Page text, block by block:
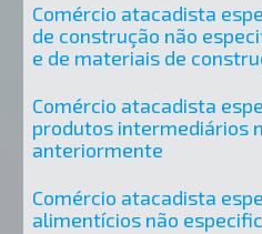
Comércio atacadista
de construção não
e de materiais de
Comércio atacadista
produtos intermediários
anteriormente
Comércio atacadista
alimentícios não